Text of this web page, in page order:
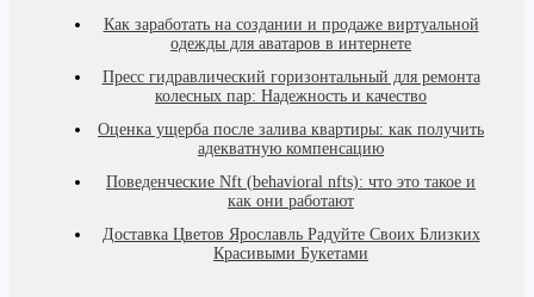
Как заработать на создании и продаже виртуальной
одежды для аватаров в интернете
Пресс гидравлический горизонтальный для ремонта
колесных пар: Надежность и качество
Оценка ущерба после залива квартиры: как получить
адекватную компенсацию
Поведенческие Nft (behavioral nfts): что это такое и
как они работают
Доставка Цветов Ярославль Радуйте Своих Близких
Красивыми Букетами